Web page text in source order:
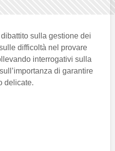
sulla gestione dei
difficoltà nel provare
interrogativi sulla
di garantire
delicate.